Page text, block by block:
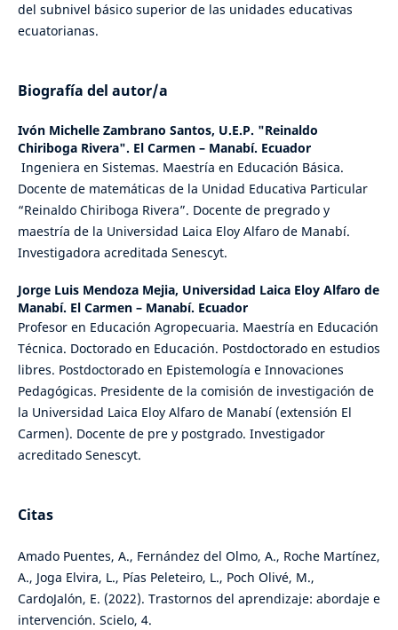
del subnivel básico superior de las unidades educativas
ecuatorianas.
Biografía del autor/a
Ivón Michelle Zambrano Santos, U.E.P. "Reinaldo
Chiriboga Rivera". El Carmen – Manabí. Ecuador
Ingeniera en Sistemas. Maestría en Educación Básica.
Docente de matemáticas de la Unidad Educativa Particular
“Reinaldo Chiriboga Rivera”. Docente de pregrado y
maestría de la Universidad Laica Eloy Alfaro de Manabí.
Investigadora acreditada Senescyt.
Jorge Luis Mendoza Mejia, Universidad Laica Eloy Alfaro de
Manabí. El Carmen – Manabí. Ecuador
Profesor en Educación Agropecuaria. Maestría en Educación
Técnica. Doctorado en Educación. Postdoctorado en estudios
libres. Postdoctorado en Epistemología e Innovaciones
Pedagógicas. Presidente de la comisión de investigación de
la Universidad Laica Eloy Alfaro de Manabí (extensión El
Carmen). Docente de pre y postgrado. Investigador
acreditado Senescyt.
Citas
Amado Puentes, A., Fernández del Olmo, A., Roche Martínez,
A., Joga Elvira, L., Pías Peleteiro, L., Poch Olivé, M.,
CardoJalón, E. (2022). Trastornos del aprendizaje: abordaje e
intervención. Scielo, 4.